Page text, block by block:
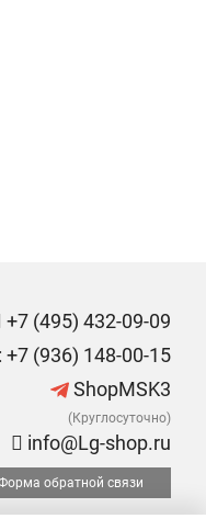
+7 (495) 432-09-09
+7 (936) 148-00-15
ShopMSK3
(Круглосуточно)
info@Lg-shop.ru
обратной связи